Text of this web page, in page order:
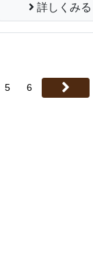
詳しくみる
5 6